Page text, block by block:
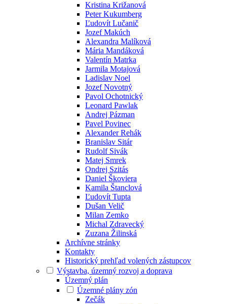
Kristina Križanová
Peter Kukumberg
Ľudovít Lučanič
Jozef Makúch
Alexandra Malíková
Mária Mandáková
Valentín Matrka
Jarmila Motajová
Ladislav Noel
Jozef Novotný
Pavol Ochotnický
Leonard Pawlak
Andrej Pázman
Pavel Povinec
Alexander Rehák
Branislav Sitár
Rudolf Sivák
Matej Smrek
Ondrej Szitás
Daniel Škoviera
Kamila Štanclová
Ľudovít Tupta
Dušan Velič
Milan Zemko
Michal Zdravecký
Zuzana Žilinská
Archívne stránky
Kontakty
Historický prehľad volených zástupcov
Výstavba, územný rozvoj a doprava
Územný plán
Územné plány zón
Zečák